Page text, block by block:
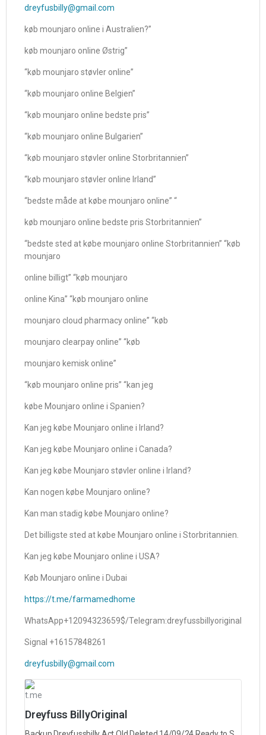
dreyfusbilly@gmail.com
køb mounjaro online i Australien?”
køb mounjaro online Østrig”
“køb mounjaro støvler online”
“køb mounjaro online Belgien”
“køb mounjaro online bedste pris”
“køb mounjaro online Bulgarien”
“køb mounjaro støvler online Storbritannien”
“køb mounjaro støvler online Irland”
“bedste måde at købe mounjaro online” “
køb mounjaro online bedste pris Storbritannien”
“bedste sted at købe mounjaro online Storbritannien” “køb
mounjaro
online billigt” “køb mounjaro
online Kina” “køb mounjaro online
mounjaro cloud pharmacy online” “køb
mounjaro clearpay online” “køb
mounjaro kemisk online”
“køb mounjaro online pris” “kan jeg
købe Mounjaro online i Spanien?
Kan jeg købe Mounjaro online i Irland?
Kan jeg købe Mounjaro online i Canada?
Kan jeg købe Mounjaro støvler online i Irland?
Kan nogen købe Mounjaro online?
Kan man stadig købe Mounjaro online?
Det billigste sted at købe Mounjaro online i Storbritannien.
Kan jeg købe Mounjaro online i USA?
Køb Mounjaro online i Dubai
https://t.me/farmamedhome
WhatsApp+12094323659$/Telegram:dreyfussbillyoriginal
Signal +16157848261
dreyfusbilly@gmail.com
t.me
Dreyfuss BillyOriginal